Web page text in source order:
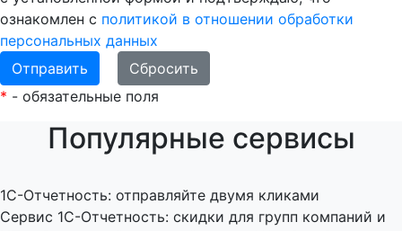
ознакомлен с политикой в отношении обработки
персональных данных
* - обязательные поля
Популярные сервисы
1C-Отчетность: отправляйте двумя кликами
Сервис 1С-Отчетность: скидки для групп компаний и